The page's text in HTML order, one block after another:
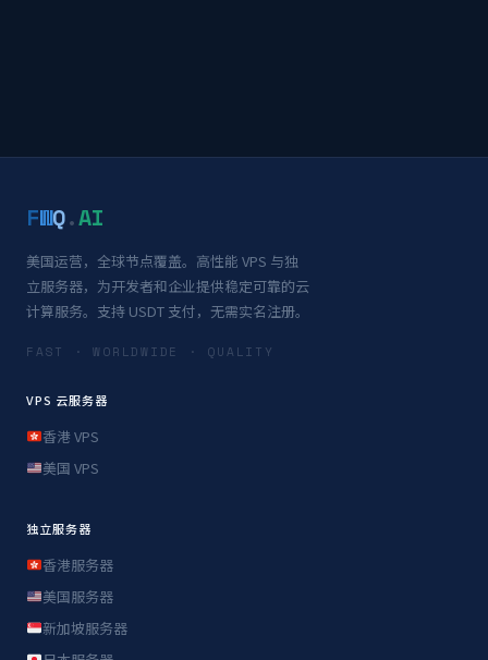
FWQ.AI
美国运营，全球节点覆盖。高性能 VPS 与独
立服务器，为开发者和企业提供稳定可靠的云
计算服务。支持 USDT 支付，无需实名注册。
FAST · WORLDWIDE · QUALITY
VPS 云服务器
香港 VPS
美国 VPS
独立服务器
香港服务器
美国服务器
新加坡服务器